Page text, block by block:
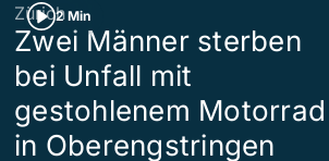
2 Min
Zürich
Zwei Männer sterben
bei Unfall mit
gestohlenem Motorrad
in Oberengstringen